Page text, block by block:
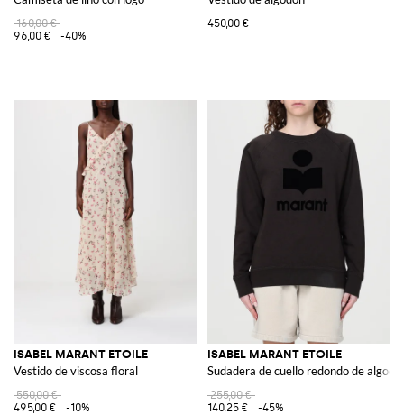
160,00 €
96,00 €
-40%
450,00 €
ISABEL MARANT ETOILE
Vestido de viscosa floral
550,00 €
495,00 €
-10%
ISABEL MARANT ETOILE
Sudadera de cuello redondo de
255,00 €
140,25 €
-45%